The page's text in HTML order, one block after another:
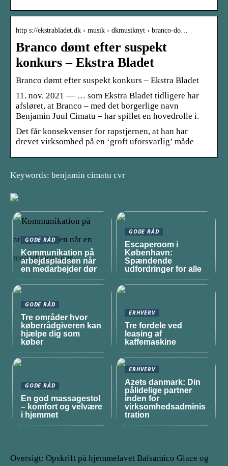
http s://ekstrabladet.dk › musik › dkmusiknyt › branco-do…
Branco dømt efter suspekt
konkurs – Ekstra Bladet
Branco dømt efter suspekt konkurs – Ekstra Bladet
11. nov. 2021 — … som Ekstra Bladet tidligere har
afsløret, at Branco – med det borgerlige navn
Benjamin Juul Cimatu – har spillet en hovedrolle i.
Det får konsekvenser for rapstjernen, at han har
drevet virksomhed på en ‘groft uforsvarlig’ måde
Keywords: benjamin cimatu cvr
GODE RÅD
Kommunikation på
arbejdspladsen når
en medarbejder dør
GODE RÅD
Escaperoom i
København:
Spændende
udfordringer for alle
GODE RÅD
Tre områder hvor
køberrådgiveren kan
hjælpe dig som
køber
ERHVERV
Tre fordele ved
leasing af
kaffemaskine
GODE RÅD
En god massagestol
– komfort og velvære
i hjemmet
ERHVERV
Azets danmark: Din
pålidelige partner
inden for
virksomhedsadminis
tration
Oversigt: Opskrift på hjemmelavet Balsamico Glace og